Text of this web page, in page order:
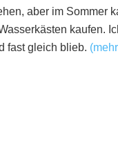
aber im Sommer
kaufen.
fast gleich blieb.